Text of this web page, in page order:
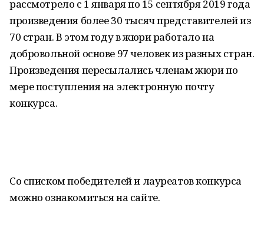
рассмотрело с 1 января по 15 сентября 2019 года
произведения более 30 тысяч представителей из
70 стран. В этом году в жюри работало на
добровольной основе 97 человек из разных стран.
Произведения пересылались членам жюри по
мере поступления на электронную почту
конкурса.
Со списком победителей и лауреатов конкурса
можно ознакомиться на сайте.